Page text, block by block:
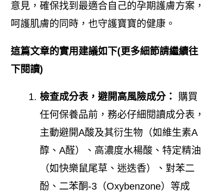
意見，確保找到最適合自己的孕期護膚方案，
呵護肌膚的同時，也守護寶寶的健康。
這篇文章的實用建議如下(更多細節請繼續往
下閱讀)
檢查成分表，避開高風險成分：
購買
任何保養品前，務必仔細閱讀成分表，
主動避開A酸及其衍生物（如維生素A
醇、A醛）、高濃度水楊酸、特定精油
（如快樂鼠尾草、迷迭香）、對苯二
酚、二苯酮-3（Oxybenzone）等成